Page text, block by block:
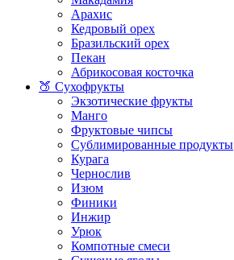
Арахис
Кедровый орех
Бразильский орех
Пекан
Абрикосовая косточка
🍑 Сухофрукты
Экзотические фрукты
Манго
Фруктовые чипсы
Сублимированные продукты
Курага
Чернослив
Изюм
Финики
Инжир
Урюк
Компотные смеси